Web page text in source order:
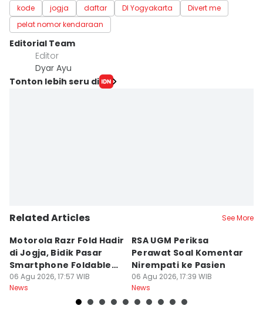
kode jogja daftar DI Yogyakarta
Divert me
pelat nomor kendaraan
Editorial Team
Editor
Dyar Ayu
Tonton lebih seru di
Related Articles See More
Motorola Razr Fold Hadir
di Jogja, Bidik Pasar
Smartphone Foldable
Premium
06 Agu 2026, 17:57 WIB
News
RSA UGM Periksa
Perawat Soal Komentar
Nirempati ke Pasien
06 Agu 2026, 17:39 WIB
News